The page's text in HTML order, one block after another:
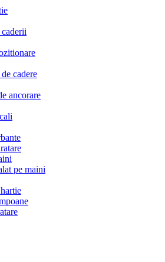
cadere
ancorare
pe maini